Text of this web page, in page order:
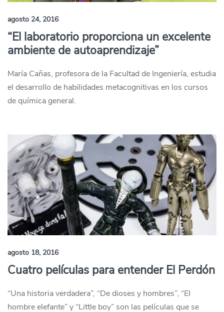
agosto 24, 2016
“El laboratorio proporciona un excelente
ambiente de autoaprendizaje”
María Cañas, profesora de la Facultad de Ingeniería, estudia
el desarrollo de habilidades metacognitivas en los cursos
de química general.
agosto 18, 2016
Cuatro películas para entender El Perdón
“Una historia verdadera”, “De dioses y hombres”, “El
hombre elefante” y “Little boy” son las películas que se